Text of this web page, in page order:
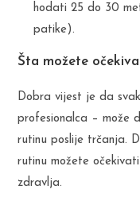
hodati 25 do 30
patike).
Šta možete
Dobra vijest je da
profesionalca – može
rutinu poslije trčanja.
rutinu možete
zdravlja.